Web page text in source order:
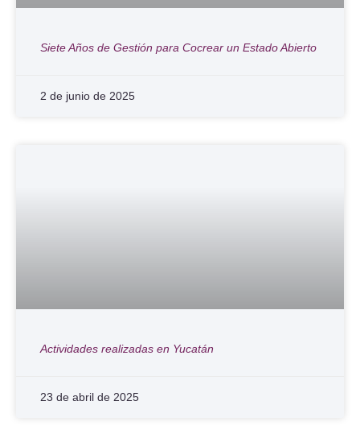
Siete Años de Gestión para Cocrear un Estado Abierto
2 de junio de 2025
Actividades realizadas en Yucatán
23 de abril de 2025